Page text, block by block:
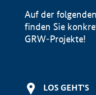
Auf der
finden Sie
GRW-Projekte!
LOS GEHT'S